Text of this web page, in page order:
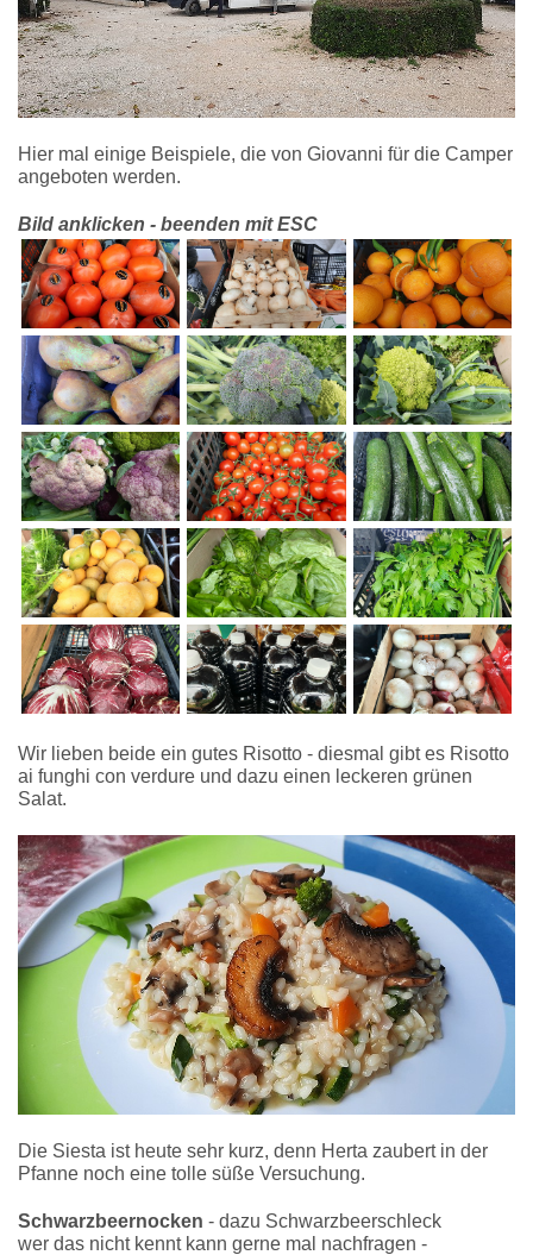
Hier mal einige Beispiele, die von Giovanni für die Camper
angeboten werden.
Bild anklicken - beenden mit ESC
Wir lieben beide ein gutes Risotto - diesmal gibt es Risotto
ai funghi con verdure und dazu einen leckeren grünen
Salat.
Die Siesta ist heute sehr kurz, denn Herta zaubert in der
Pfanne noch eine tolle süße Versuchung.
Schwarzbeernocken - dazu Schwarzbeerschleck
wer das nicht kennt kann gerne mal nachfragen -